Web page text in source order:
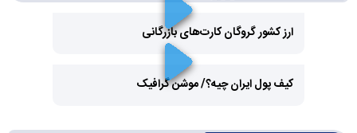
ارز کشور گروگان کارت‌های بازرگانی
کیف پول ایران چیه؟/ موشن گرافیک